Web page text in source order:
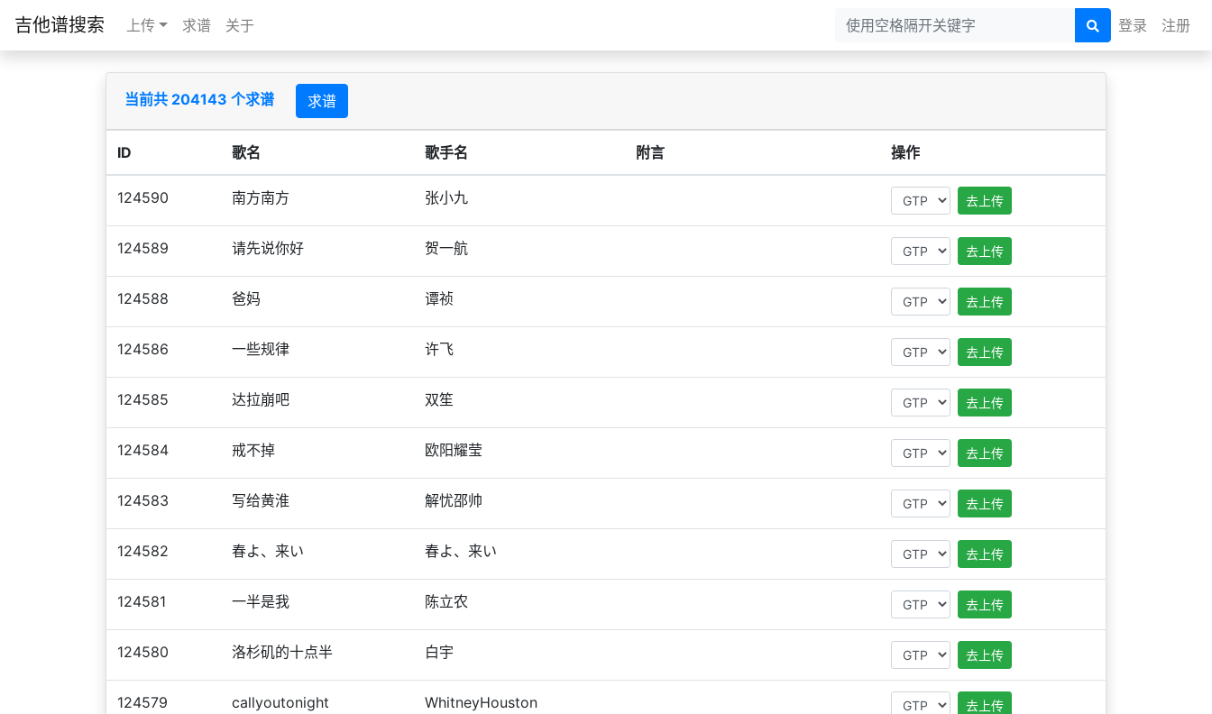
吉他谱搜索 上传 求谱 关于 登录 注册
当前共 204143 个求谱 求谱
ID 歌名 歌手名 附言 操作
124590 南方南方 张小九 去上传
124589 请先说你好 贺一航 去上传
124588 爸妈 谭祯 去上传
124586 一些规律 许飞 去上传
124585 达拉崩吧 双笙 去上传
124584 戒不掉 欧阳耀莹 去上传
124583 写给黄淮 解忧邵帅 去上传
124582 春よ、来い 春よ、来い 去上传
124581 一半是我 陈立农 去上传
124580 洛杉矶的十点半 白宇 去上传
124579 callyoutonight WhitneyHouston 去上传